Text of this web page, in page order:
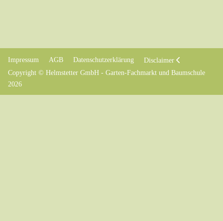
Impressum AGB Datenschutzerklärung
Disclaimer
Copyright © Helmstetter GmbH - Garten-Fachmarkt und Baumschule
2026